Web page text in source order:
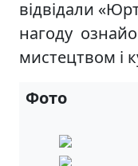
відвідали
нагоду
мистецтвом і
Фото